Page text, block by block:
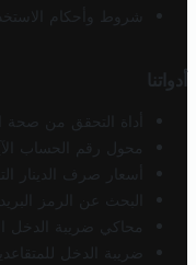
شروط وأحكام
أدواتنا
أداة التحقق من صحة
محول رقم الحساب
أسعار صرف الدينار
البحث عن الرمز
محاكي ضريبة الدخل
ضريبة الدخل